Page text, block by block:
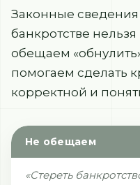
Законные
банкротстве
обещаем
помогаем сделать
корректной и
Не обещаем
«Стереть